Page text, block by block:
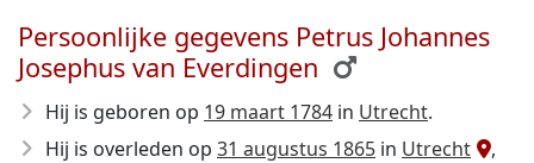
Persoonlijke gegevens Petrus Johannes
Josephus van Everdingen
Hij is geboren op 19 maart 1784 in Utrecht.
Hij is overleden op 31 augustus 1865 in Utrecht
,